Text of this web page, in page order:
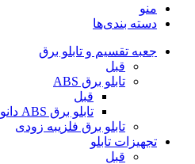
منو
دسته بندی‌ها
جعبه تقسیم و تابلو برق
قبل
تابلو برق ABS
قبل
تابلو برق ABS دانوب
تابلو برق فلزیبه زودی
تجهیزات تابلو
قبل